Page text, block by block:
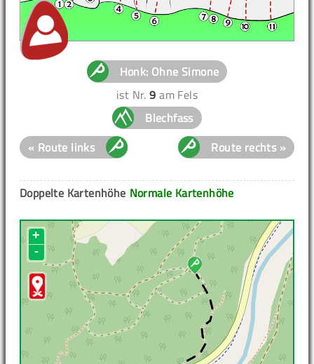
Honk: Ohne Simone
ist Nr.9 am Fels
Blechfass
« Route links
Route rechts »
Normale Kartenhöhe
Doppelte Kartenhöhe
+
-